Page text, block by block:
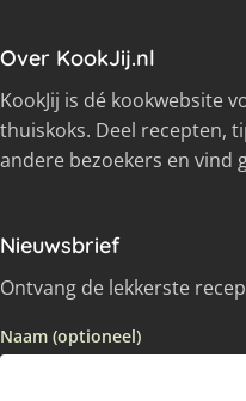
Over KookJij.nl
KookJij is dé kookwebsite
thuiskoks. Deel recepten,
andere bezoekers en vind
Nieuwsbrief
Ontvang de lekkerste
Naam (optioneel)